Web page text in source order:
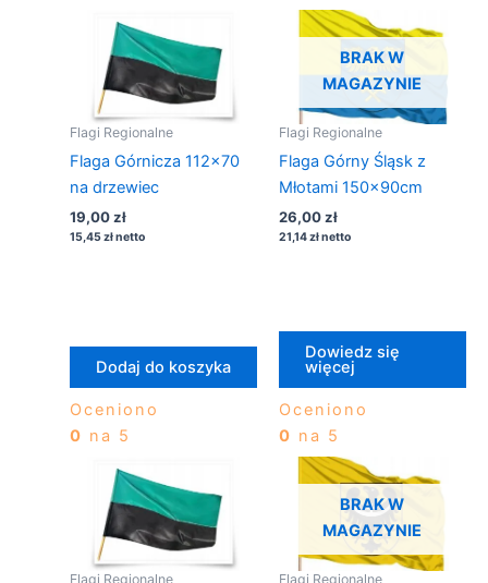
Flagi Regionalne
Flaga Górnicza 112×70
na drzewiec
Oceniono
0 na 5
19,00zł
15,45złnetto
Dodaj do koszyka
BRAK W
MAGAZYNIE
Flagi Regionalne
Flaga Górny Śląsk z
Młotami 150x90cm
Oceniono
0 na 5
26,00zł
21,14złnetto
Dowiedz się
więcej
Flagi Regionalne
BRAK W
MAGAZYNIE
Flagi Regionalne